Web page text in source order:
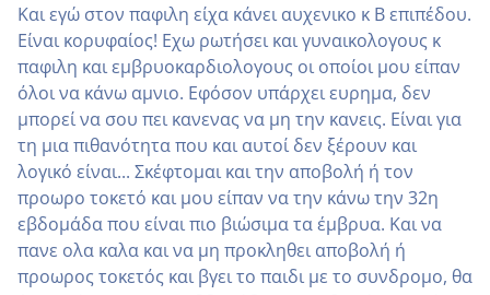
Και εγώ στον παφιλη είχα κάνει αυχενικο κ Β επιπέδου.
Είναι κορυφαίος! Εχω ρωτήσει και γυναικολογους κ
παφιλη και εμβρυοκαρδιολογους οι οποίοι μου είπαν
όλοι να κάνω αμνιο. Εφόσον υπάρχει ευρημα, δεν
μπορεί να σου πει κανενας να μη την κανεις. Είναι για
τη μια πιθανότητα που και αυτοί δεν ξέρουν και
λογικό είναι... Σκέφτομαι και την αποβολή ή τον
προωρο τοκετό και μου είπαν να την κάνω την 32η
εβδομάδα που είναι πιο βιώσιμα τα έμβρυα. Και να
πανε ολα καλα και να μη προκληθει αποβολή ή
προωρος τοκετός και βγει το παιδι με το συνδρομο, θα